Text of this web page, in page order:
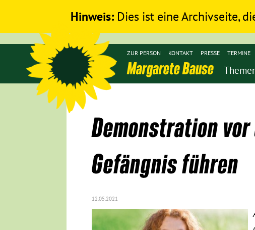
Hinweis: Dies ist eine Archivseite,
Margarete Bause
ZUR PERSON KONTAKT PRESSE TERMINE
Demonstration
Gefängnis führen
12.05.2021